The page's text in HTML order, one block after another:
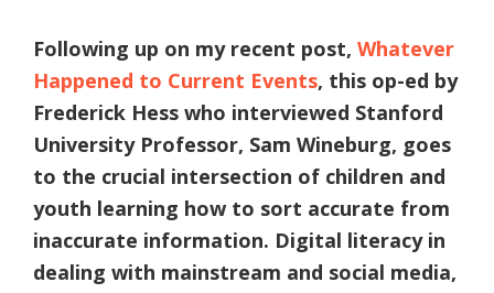
Following up on my recent post, Whatever
Happened to Current Events, this op-ed by
Frederick Hess who interviewed Stanford
University Professor, Sam Wineburg, goes
to the crucial intersection of children and
youth learning how to sort accurate from
inaccurate information. Digital literacy in
dealing with mainstream and social media,